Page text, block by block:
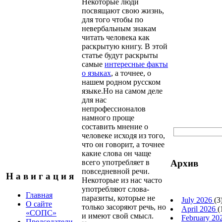
Н а в и г а ц и я
Главная
О сайте
«СОПС»
посвящают свою жизнь,
для того чтобы по
невербальным знакам
читать человека как
раскрытую книгу. В этой
статье будут раскрыты
самые интересные факты
о языках, а точнее, о
нашем родном русском
языке.Но на самом деле
для нас
непрофессионалов
намного проще
составить мнение о
человеке исходя из того,
что он говорит, а точнее
какие слова он чаще
всего употребляет в
повседневной речи.
Некоторые из нас часто
употребляют слова-
паразиты, которые не
только засоряют речь, но
и имеют свой смысл.
Архив
July 2026
April 2026
February